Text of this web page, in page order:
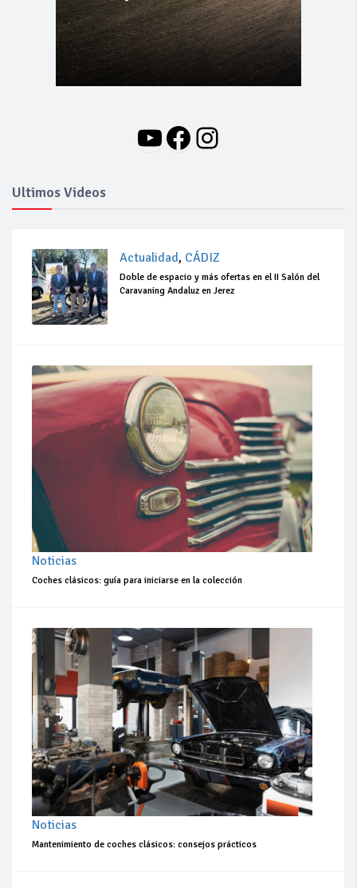
YouTube
Facebook
Instagram
Ultimos Videos
Actualidad, CÁDIZ
Doble de espacio y más ofertas en el II Salón del
Caravaning Andaluz en Jerez
Noticias
Coches clásicos: guía para iniciarse en la colección
Noticias
Mantenimiento de coches clásicos: consejos prácticos